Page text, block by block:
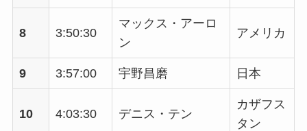
8 3:50:30
マックス・アーロ
ン
アメリカ
9 3:57:00 宇野昌磨 日本
10 4:03:30 デニス・テン
カザフス
タン